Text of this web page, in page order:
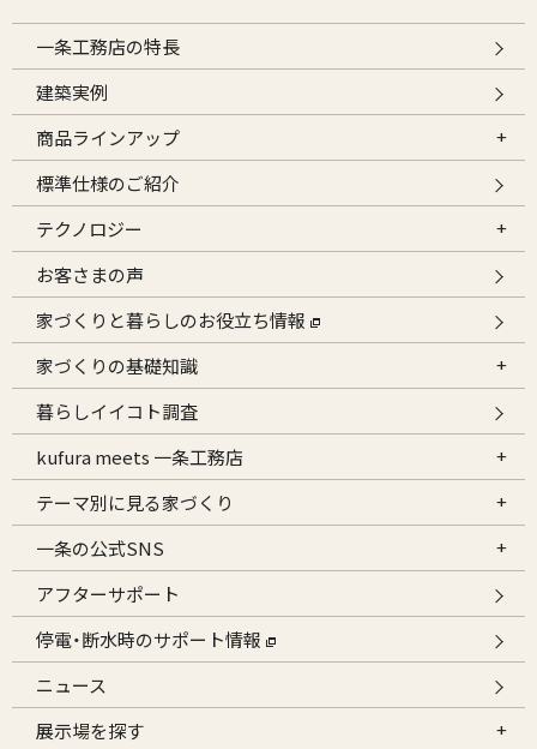
一条工務店の特長
建築実例
商品ラインアップ
標準仕様のご紹介
テクノロジー
お客さまの声
家づくりと暮らしのお役立ち情報
家づくりの基礎知識
暮らしイイコト調査
kufura meets 一条工務店
テーマ別に見る家づくり
一条の公式SNS
アフターサポート
停電・断水時のサポート情報
ニュース
展示場を探す